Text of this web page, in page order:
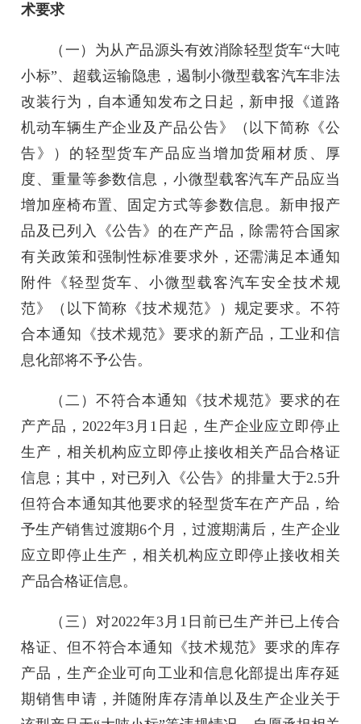
术要求
（一）为从产品源头有效消除轻型货车“大吨
小标”、超载运输隐患，遏制小微型载客汽车非法
改装行为，自本通知发布之日起，新申报《道路
机动车辆生产企业及产品公告》（以下简称《公
告》）的轻型货车产品应当增加货厢材质、厚
度、重量等参数信息，小微型载客汽车产品应当
增加座椅布置、固定方式等参数信息。新申报产
品及已列入《公告》的在产产品，除需符合国家
有关政策和强制性标准要求外，还需满足本通知
附件《轻型货车、小微型载客汽车安全技术规
范》（以下简称《技术规范》）规定要求。不符
合本通知《技术规范》要求的新产品，工业和信
息化部将不予公告。
（二）不符合本通知《技术规范》要求的在
产产品，2022年3月1日起，生产企业应立即停止
生产，相关机构应立即停止接收相关产品合格证
信息；其中，对已列入《公告》的排量大于2.5升
但符合本通知其他要求的轻型货车在产产品，给
予生产销售过渡期6个月，过渡期满后，生产企业
应立即停止生产，相关机构应立即停止接收相关
产品合格证信息。
（三）对2022年3月1日前已生产并已上传合
格证、但不符合本通知《技术规范》要求的库存
产品，生产企业可向工业和信息化部提出库存延
期销售申请，并随附库存清单以及生产企业关于